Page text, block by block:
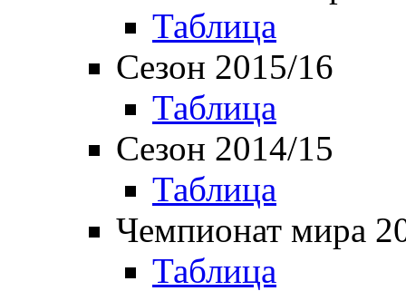
Таблица
Сезон 2015/16
Таблица
Сезон 2014/15
Таблица
Чемпионат мира
Таблица